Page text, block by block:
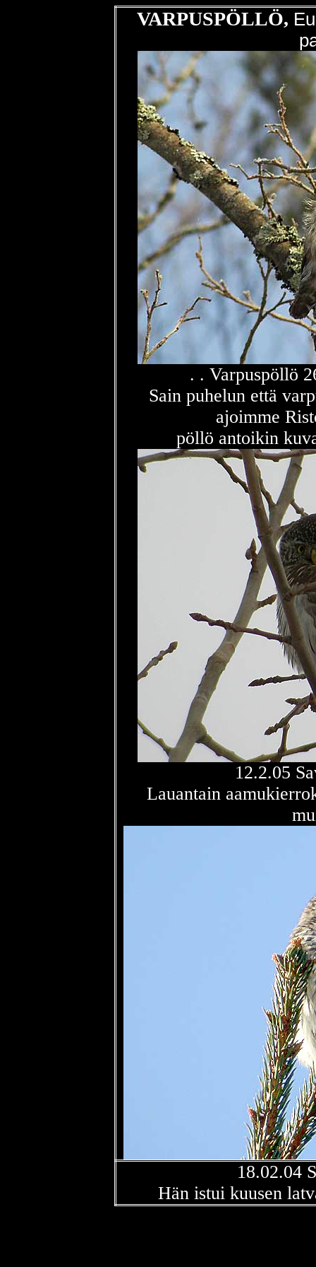
VARPUSPÖLLÖ,
. . Varpuspöllö
Sain puhelun että
ajoimme
pöllö antoikin
12.2.05
Lauantain
18.02.04
Hän istui kuusen